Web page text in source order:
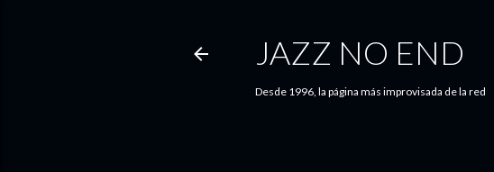
JAZZ NO END
Desde 1996, la página más improvisada de la red